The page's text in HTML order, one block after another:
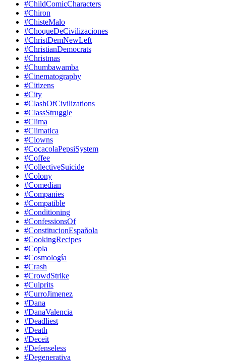
#ChildComicCharacters
#Chiron
#ChisteMalo
#ChoqueDeCivilizaciones
#ChristDemNewLeft
#ChristianDemocrats
#Christmas
#Chumbawamba
#Cinematography
#Citizens
#City
#ClashOfCivilizations
#ClassStruggle
#Clima
#Climatica
#Clowns
#CocacolaPepsiSystem
#Coffee
#CollectiveSuicide
#Colony
#Comedian
#Companies
#Compatible
#Conditioning
#ConfessionsOf
#ConstitucionEspañola
#CookingRecipes
#Copla
#Cosmología
#Crash
#CrowdStrike
#Culprits
#CurroJimenez
#Dana
#DanaValencia
#Deadliest
#Death
#Deceit
#Defenseless
#Degenerativa